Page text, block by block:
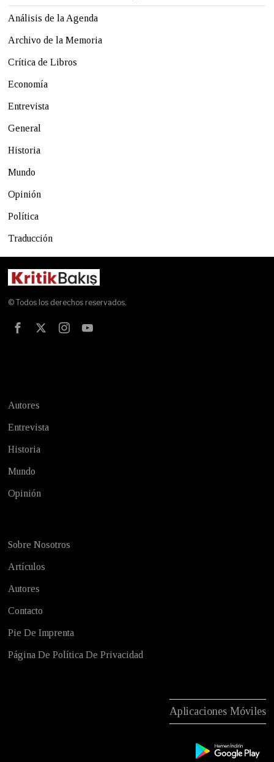
Análisis de la Agenda
Archivo de la Memoria
Crítica de Libros
Economía
Entrevista
General
Historia
Mundo
Opinión
Política
Traducción
© Todos los derechos reservados.
Autores
Entrevista
Historia
Mundo
Opinión
Sobre Nosotros
Artículos
Autores
Contacto
Pie De Imprenta
Página De Política De Privacidad
Aplicaciones Móviles